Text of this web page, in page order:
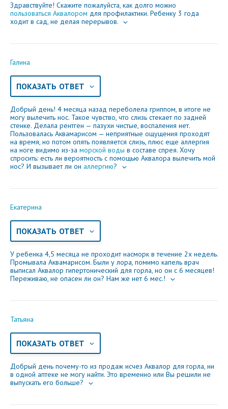
Здравствуйте! Скажите пожалуйста, как долго можно
пользоваться Аквалором для профилактики. Ребенку 3 года
ходит в сад, не делая перерывов.
Галина
ПОКАЗАТЬ ОТВЕТ
Добрый день! 4 месяца назад переболела гриппом, в итоге не
могу вылечить нос. Такое чувство, что слизь стекает по задней
стенке. Делала рентген — пазухи чистые, воспаления нет.
Пользовалась Аквамарисом — неприятные ощущения проходят
на время, но потом опять появляется слизь, плюс еще аллергия
на ноге видимо из-за морской воды в составе спрея. Хочу
спросить: есть ли вероятность с помощью Аквалора вылечить мой
нос? И вызывает ли он аллергию?
Екатерина
ПОКАЗАТЬ ОТВЕТ
У ребенка 4,5 месяца не проходит насморк в течение 2х недель.
Промывала Аквамарисом. Были у лора, помимо капель врач
выписал Аквалор гипертонический для горла, но он с 6 месяцев!
Переживаю, не опасен ли он? Нам же нет 6 мес.!
Татьяна
ПОКАЗАТЬ ОТВЕТ
Добрый день почему-то из продаж исчез Аквалор для горла, ни
в одной аптеке не могу найти. Это временно или Вы решили не
выпускать его больше?